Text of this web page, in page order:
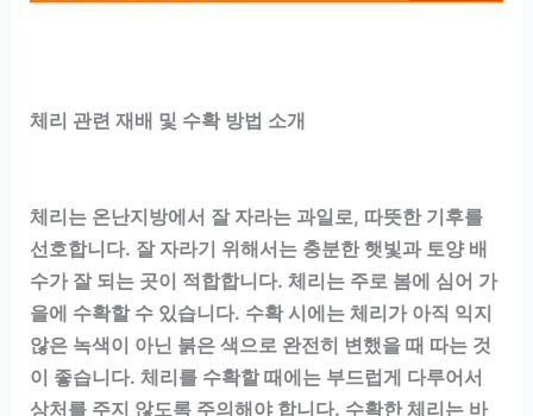
체리 관련 재배 및 수확 방법 소개
체리는 온난지방에서 잘 자라는 과일로, 따뜻한 기후를
선호합니다. 잘 자라기 위해서는 충분한 햇빛과 토양 배
수가 잘 되는 곳이 적합합니다. 체리는 주로 봄에 심어 가
을에 수확할 수 있습니다. 수확 시에는 체리가 아직 익지
않은 녹색이 아닌 붉은 색으로 완전히 변했을 때 따는 것
이 좋습니다. 체리를 수확할 때에는 부드럽게 다루어서
상처를 주지 않도록 주의해야 합니다. 수확한 체리는 바